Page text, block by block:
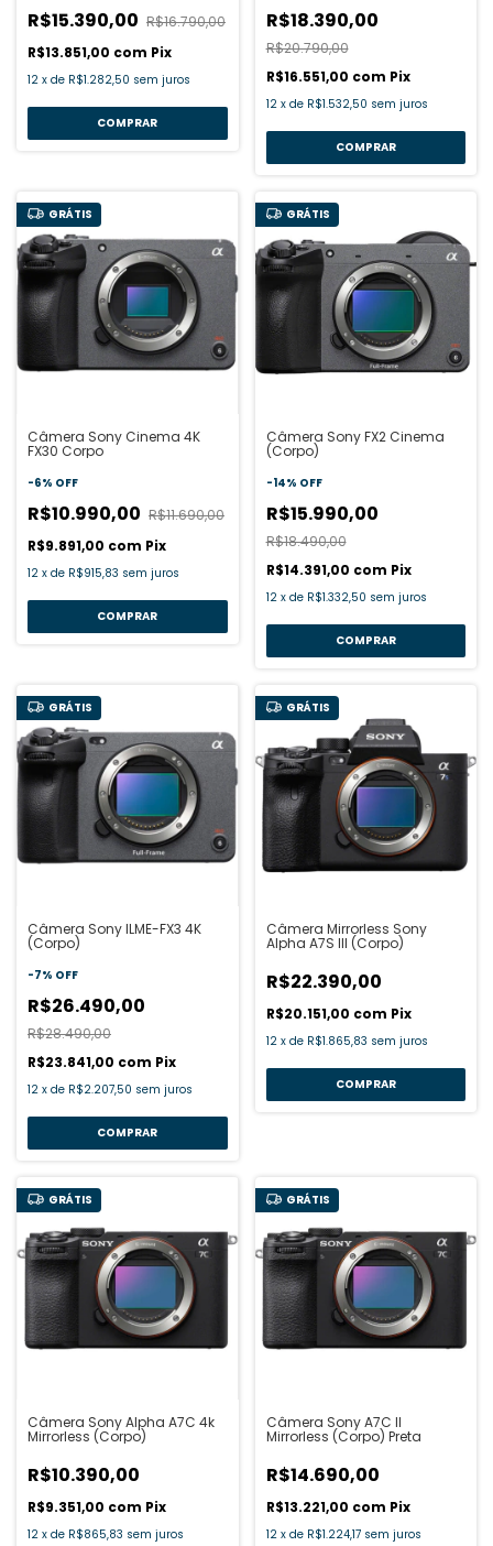
R$15.390,00 R$16.790,00
R$13.851,00 com Pix
12 x de R$1.282,50 sem juros
R$18.390,00
R$20.790,00
R$16.551,00 com Pix
12 x de R$1.532,50 sem juros
GRÁTIS
Câmera Sony Cinema 4K
FX30 Corpo
-6% OFF
R$10.990,00 R$11.690,00
R$9.891,00 com Pix
12 x de R$915,83 sem juros
GRÁTIS
Câmera Sony FX2 Cinema
(Corpo)
-14% OFF
R$15.990,00
R$18.490,00
R$14.391,00 com Pix
12 x de R$1.332,50 sem juros
GRÁTIS
Câmera Sony ILME-FX3 4K
(Corpo)
-7% OFF
R$26.490,00
R$28.490,00
R$23.841,00 com Pix
12 x de R$2.207,50 sem juros
GRÁTIS
Câmera Mirrorless Sony
Alpha A7S III (Corpo)
R$22.390,00
R$20.151,00 com Pix
12 x de R$1.865,83 sem juros
GRÁTIS
Câmera Sony Alpha A7C 4k
Mirrorless (Corpo)
R$10.390,00
R$9.351,00 com Pix
12 x de R$865,83 sem juros
GRÁTIS
Câmera Sony A7C II
Mirrorless (Corpo) Preta
R$14.690,00
R$13.221,00 com Pix
12 x de R$1.224,17 sem juros